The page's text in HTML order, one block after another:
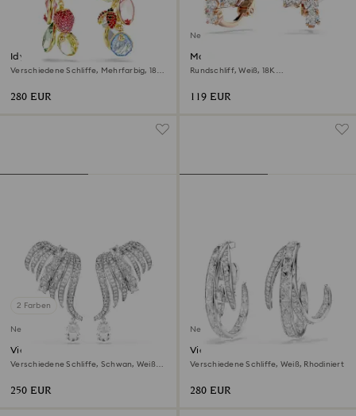
Idyllia Ohrclips
Verschiedene Schliffe, Mehrfarbig, 18K
280 EUR
Neu
Matrix Ohrclips
Rundschliff, Weiß, 18K
119 EUR
2 Farben
Neu
Vienna Ohrclips
Verschiedene Schliffe, Schwan, Weiß,
250 EUR
Neu
Vienna Ohrclips
Verschiedene Schliffe, Weiß, Rhodiniert
280 EUR